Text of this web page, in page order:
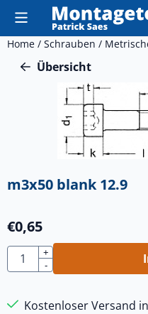
Cookie-Einstellungen sind
Home / Schrauben /
Übersicht
m3x50 blank 12.9
€0,65
Anzahl
+
-
Kostenloser Versand